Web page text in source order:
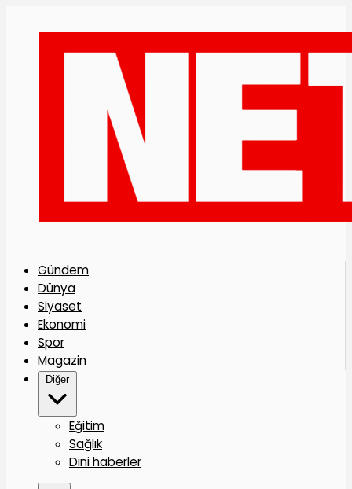
Gündem
Dünya
Siyaset
Ekonomi
Spor
Magazin
Diğer
Eğitim
Sağlık
Dini haberler